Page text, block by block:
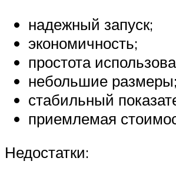
надежный запуск;
экономичность;
простота
небольшие размеры;
стабильный
приемлемая
Недостатки: